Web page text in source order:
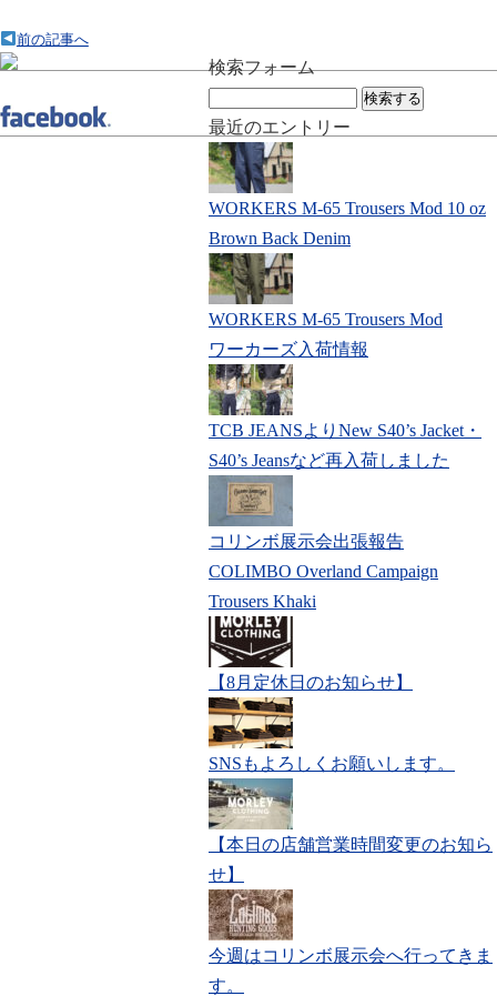
前の記事へ
検索フォーム
索:
最近のエントリー
WORKERS M-65 Trousers Mod 10 oz
Brown Back Denim
WORKERS M-65 Trousers Mod
ワーカーズ入荷情報
TCB JEANSよりNew S40’s Jacket・
S40’s Jeansなど再入荷しました
コリンボ展示会出張報告
COLIMBO Overland Campaign
Trousers Khaki
【8月定休日のお知らせ】
SNSもよろしくお願いします。
【本日の店舗営業時間変更のお知ら
せ】
今週はコリンボ展示会へ行ってきま
す。